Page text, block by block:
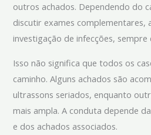
outros achados. Dependendo do
discutir exames complementares,
investigação de infecções,
Isso não significa que todos os
caminho. Alguns achados são
ultrassons seriados, enquanto
mais ampla. A conduta depende
e dos achados associados.